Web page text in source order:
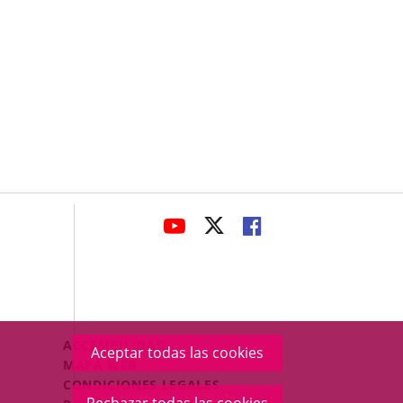
Aceptar todas las cookies
ENLACEENLACEENLACE
Menú
Legal
Footer
ACCESIBILIDAD
MAPA WEB
CONDICIONES LEGALES